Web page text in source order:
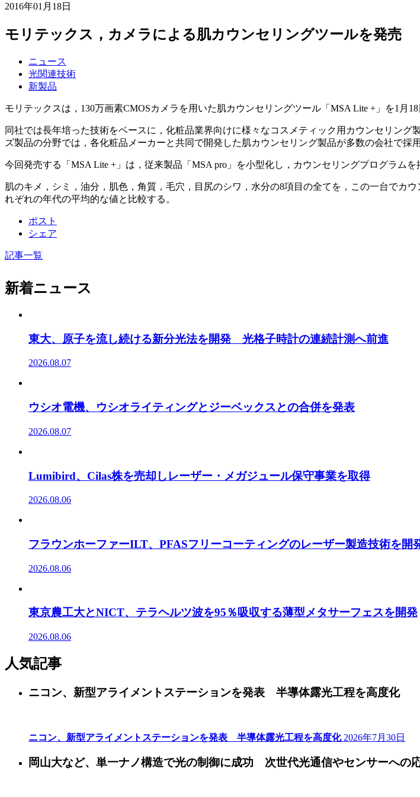
2016年01月18日
モリテックス，カメラによる肌カウンセリングツールを発売
ニュース
光関連技術
新製品
モリテックスは，130万画素CMOSカメラを用いた肌カウンセリングツール「MSA Lite +」を1月
同社では長年培った技術をベースに，化粧品業界向けに様々なコスメティック用カウンセリン
ズ製品の分野では，各化粧品メーカーと共同で開発した肌カウンセリング製品が多数の会社で採
今回発売する「MSA Lite +」は，従来製品「MSA pro」を小型化し，カウンセリングプログラム
肌のキメ，シミ，油分，肌色，角質，毛穴，目尻のシワ，水分の8項目の全てを，この一台でカ
れぞれの年代の平均的な値と比較する。
ポスト
シェア
記事一覧
新着ニュース
東大、原子を流し続ける新分光法を開発 光格子時計の連続計測へ前進
2026.08.07
ウシオ電機、ウシオライティングとジーベックスとの合併を発表
2026.08.07
Lumibird、Cilas株を売却しレーザー・メガジュール保守事業を取得
2026.08.06
フラウンホーファーILT、PFASフリーコーティングのレーザー製造技術を開
2026.08.06
東京農工大とNICT、テラヘルツ波を95％吸収する薄型メタサーフェスを開発
2026.08.06
人気記事
ニコン、新型アライメントステーションを発表 半導体露光工程を高度化
ニコン、新型アライメントステーションを発表 半導体露光工程を高度化 2026年7月30日
岡山大など、単一ナノ構造で光の制御に成功 次世代光通信やセンサーへの